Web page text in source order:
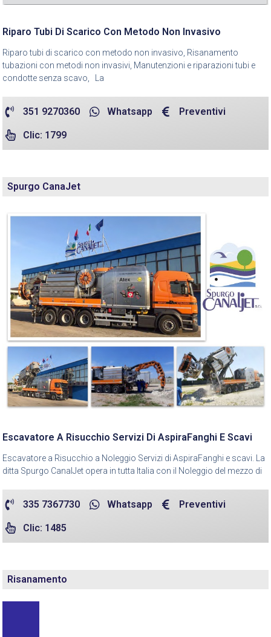
Riparo Tubi Di Scarico Con Metodo Non Invasivo
Riparo tubi di scarico con metodo non invasivo, Risanamento
tubazioni con metodi non invasivi, Manutenzioni e riparazioni tubi e
condotte senza scavo, La
351 9270360 Whatsapp Preventivi
Clic: 1799
Spurgo CanaJet
Escavatore A Risucchio Servizi Di AspiraFanghi E Scavi
Escavatore a Risucchio a Noleggio Servizi di AspiraFanghi e scavi. La
ditta Spurgo CanalJet opera in tutta Italia con il Noleggio del mezzo di
335 7367730 Whatsapp Preventivi
Clic: 1485
Risanamento